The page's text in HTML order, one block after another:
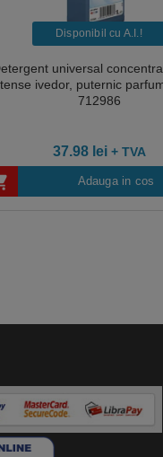
Disponibil cu A.I.​!
universal
ivedor, puternic
712986
37.98 lei + TVA
Adauga in cos